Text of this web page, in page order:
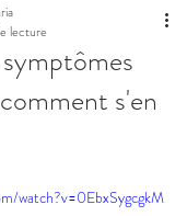
s'en
lecture
watch?v=0EbxSygcgkM